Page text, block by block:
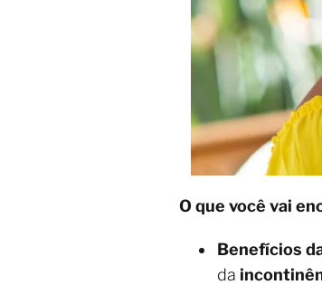
O que você vai
Benefícios
da